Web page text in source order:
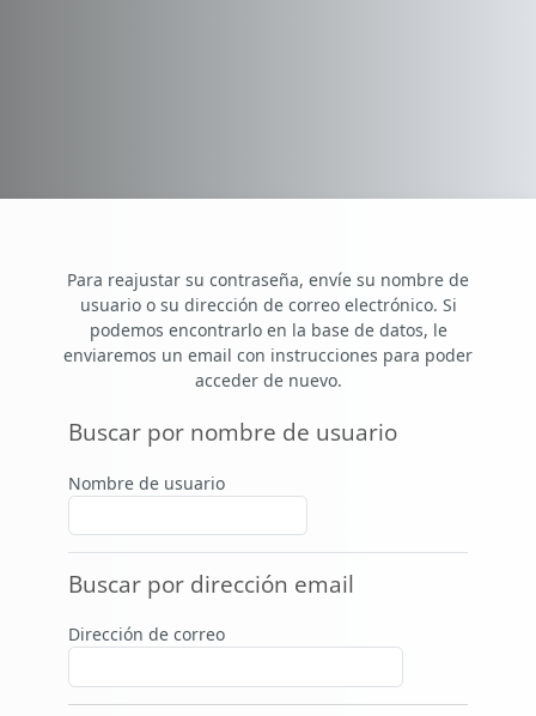
Para reajustar su contraseña, envíe su nombre de
usuario o su dirección de correo electrónico. Si
podemos encontrarlo en la base de datos, le
enviaremos un email con instrucciones para poder
acceder de nuevo.
Buscar por nombre de usuario
Buscar por nombre de usuario
Nombre de usuario
Buscar por dirección email
Buscar por dirección email
Dirección de correo